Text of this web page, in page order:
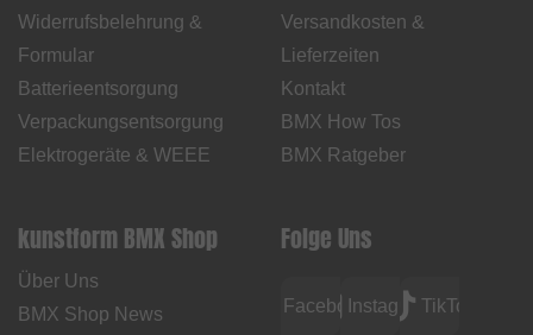
Widerrufsbelehrung &
Formular
Batterieentsorgung
Verpackungsentsorgung
Elektrogeräte & WEEE
Versandkosten &
Lieferzeiten
Kontakt
BMX How Tos
BMX Ratgeber
kunstform BMX Shop
Über Uns
BMX Shop News
Folge Uns
FacebookInstagramTikTok